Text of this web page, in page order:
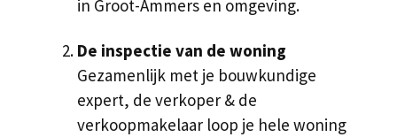
in Groot-Ammers en omgeving.
De inspectie van de woning
Gezamenlijk met je bouwkundige
expert, de verkoper & de
verkoopmakelaar loop je hele woning